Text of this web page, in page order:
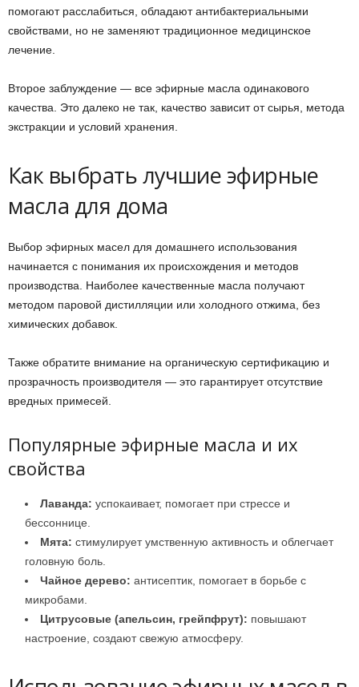
помогают расслабиться, обладают антибактериальными
свойствами, но не заменяют традиционное медицинское
лечение.
Второе заблуждение — все эфирные масла одинакового
качества. Это далеко не так, качество зависит от сырья, метода
экстракции и условий хранения.
Как выбрать лучшие эфирные
масла для дома
Выбор эфирных масел для домашнего использования
начинается с понимания их происхождения и методов
производства. Наиболее качественные масла получают
методом паровой дистилляции или холодного отжима, без
химических добавок.
Также обратите внимание на органическую сертификацию и
прозрачность производителя — это гарантирует отсутствие
вредных примесей.
Популярные эфирные масла и их
свойства
Лаванда: успокаивает, помогает при стрессе и
бессоннице.
Мята: стимулирует умственную активность и облегчает
головную боль.
Чайное дерево: антисептик, помогает в борьбе с
микробами.
Цитрусовые (апельсин, грейпфрут): повышают
настроение, создают свежую атмосферу.